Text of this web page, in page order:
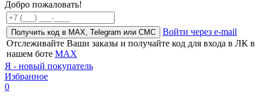
Добро пожаловать!
Получить код в MAX, Telegram или СМС
Войти через e-mail
Отслеживайте Ваши заказы и получайте код для входа в ЛК в
нашем боте MAX
Я - новый покупатель
Избранное
0